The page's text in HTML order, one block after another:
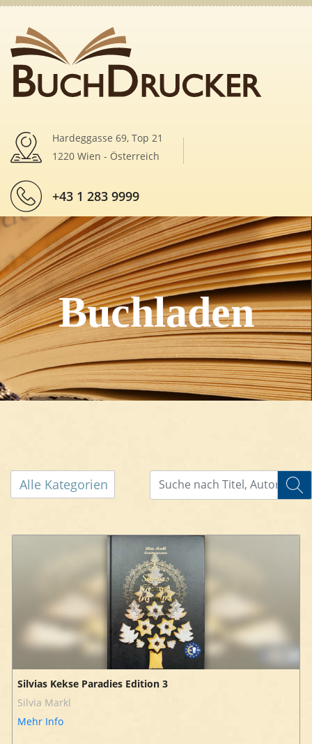
Hardeggasse 69, Top 21
1220 Wien - Österreich
+43 1 283 9999
Buchladen
Alle Kategorien
Silvias Kekse Paradies Edition 3
Silvia Markl
Mehr Info